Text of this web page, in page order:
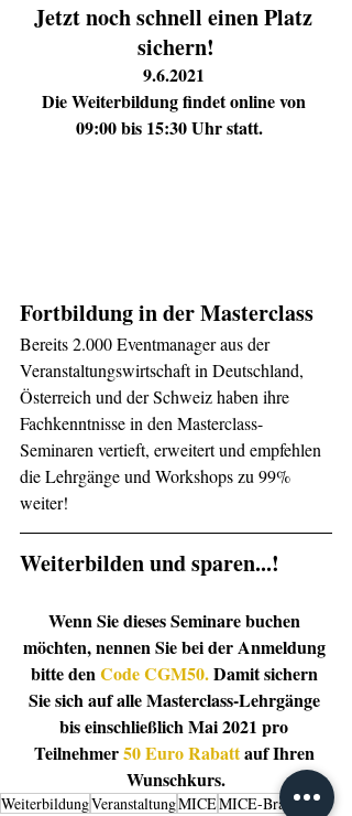
Jetzt noch schnell einen Platz
sichern!
9.6.2021
Die Weiterbildung findet online von
09:00 bis 15:30 Uhr statt.
Fortbildung in der Masterclass
Bereits 2.000 Eventmanager aus der
Veranstaltungswirtschaft in Deutschland,
Österreich und der Schweiz haben ihre
Fachkenntnisse in den Masterclass-
Seminaren vertieft, erweitert und empfehlen
die Lehrgänge und Workshops zu 99%
weiter!
Weiterbilden und sparen...!
Wenn Sie dieses Seminare buchen
möchten, nennen Sie bei der Anmeldung
bitte den Code CGM50. Damit sichern
Sie sich auf alle Masterclass-Lehrgänge
bis einschließlich Mai 2021 pro
Teilnehmer 50 Euro Rabatt auf Ihren
Wunschkurs.
WeiterbildungVeranstaltungMICEMICE-Branche